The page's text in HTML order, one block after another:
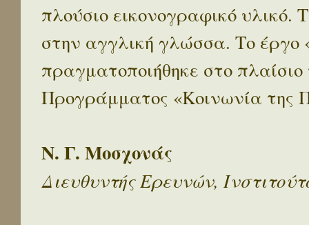
πλούσιο εικονογραφικό
στην αγγλική γλώσσα. Το
πραγματοποιήθηκε στο
Προγράμματος «Κοινωνία της
Ν. Γ. Μοσχονάς
Διευθυντής Ερευνών,